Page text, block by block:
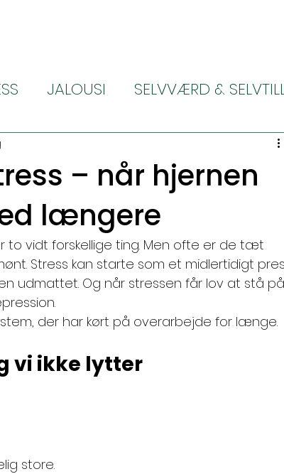
JALOUSI SELVVÆRD &
SMERTE
– når hjernen
længere
to vidt forskellige ting. Men ofte er de tæt
Stress kan starte som et midlertidigt
udmattet. Og når stressen får lov at stå
der har kørt på overarbejde for længe.
vi ikke lytter
store.